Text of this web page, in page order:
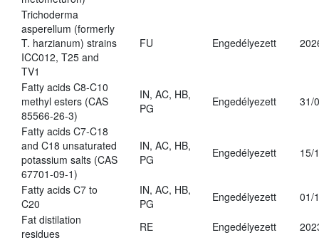
Trichoderma
asperellum (formerly
T. harzianum) strains
ICC012, T25 and
TV1
FU Engedélyezett
Fatty acids C8-C10
methyl esters (CAS
85566-26-3)
IN, AC, HB,
PG
Engedélyezett 31/
Fatty acids C7-C18
and C18 unsaturated
potassium salts (CAS
67701-09-1)
IN, AC, HB,
PG
Engedélyezett 15/
Fatty acids C7 to
C20
IN, AC, HB,
PG
Engedélyezett
01/
Fat distilation
residues
RE Engedélyezett